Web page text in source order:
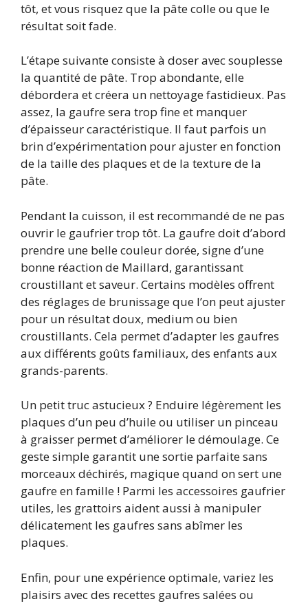
tôt, et vous risquez que la pâte colle ou que le
résultat soit fade.
L’étape suivante consiste à doser avec souplesse
la quantité de pâte. Trop abondante, elle
débordera et créera un nettoyage fastidieux. Pas
assez, la gaufre sera trop fine et manquer
d’épaisseur caractéristique. Il faut parfois un
brin d’expérimentation pour ajuster en fonction
de la taille des plaques et de la texture de la
pâte.
Pendant la cuisson, il est recommandé de ne pas
ouvrir le gaufrier trop tôt. La gaufre doit d’abord
prendre une belle couleur dorée, signe d’une
bonne réaction de Maillard, garantissant
croustillant et saveur. Certains modèles offrent
des réglages de brunissage que l’on peut ajuster
pour un résultat doux, medium ou bien
croustillants. Cela permet d’adapter les gaufres
aux différents goûts familiaux, des enfants aux
grands-parents.
Un petit truc astucieux ? Enduire légèrement les
plaques d’un peu d’huile ou utiliser un pinceau
à graisser permet d’améliorer le démoulage. Ce
geste simple garantit une sortie parfaite sans
morceaux déchirés, magique quand on sert une
gaufre en famille ! Parmi les accessoires gaufrier
utiles, les grattoirs aident aussi à manipuler
délicatement les gaufres sans abîmer les
plaques.
Enfin, pour une expérience optimale, variez les
plaisirs avec des recettes gaufres salées ou